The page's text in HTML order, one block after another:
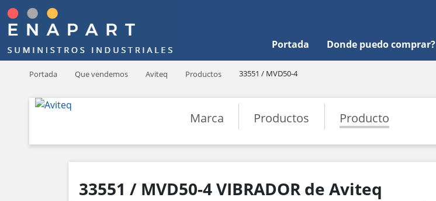
Portada Donde puedo comprar?
Portada Que vendemos Aviteq Productos 33551 / MVD50-4
Marca Productos Producto
33551 / MVD50-4 VIBRADOR de Aviteq